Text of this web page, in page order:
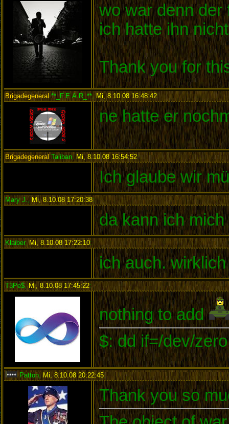
wo war denn der
ich hatte ihn
Thank you for
Brigadegeneral**_F.E.A.R_**,Mi, 8.10.08 16:48:42:
ne hatte er
BrigadegeneralTaliban, Mi, 8.10.08 16:54:52:
Ich glaube wir
Mary J. , Mi, 8.10.08 17:20:38:
da kann ich
Klaiber,Mi, 8.10.08 17:22:10:
ich auch.
T3Pe$, Mi, 8.10.08 17:45:22:
nothing to add
$: dd if=/dev/
Patton , Mi, 8.10.08 20:22:45:
Thank you so